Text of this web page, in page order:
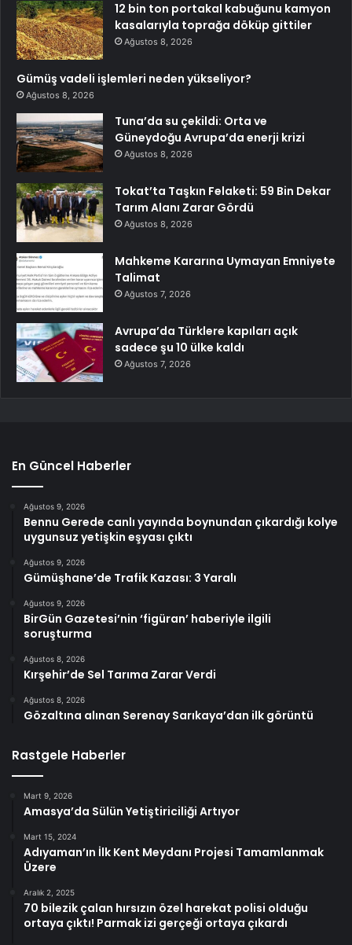
12 bin ton portakal kabuğunu kamyon
kasalarıyla toprağa döküp gittiler
Ağustos 8, 2026
Gümüş vadeli işlemleri neden yükseliyor?
Ağustos 8, 2026
Tuna’da su çekildi: Orta ve
Güneydoğu Avrupa’da enerji krizi
Ağustos 8, 2026
Tokat’ta Taşkın Felaketi: 59 Bin Dekar
Tarım Alanı Zarar Gördü
Ağustos 8, 2026
Mahkeme Kararına Uymayan Emniyete
Talimat
Ağustos 7, 2026
Avrupa’da Türklere kapıları açık
sadece şu 10 ülke kaldı
Ağustos 7, 2026
En Güncel Haberler
Ağustos 9, 2026
Bennu Gerede canlı yayında boynundan çıkardığı kolye
uygunsuz yetişkin eşyası çıktı
Ağustos 9, 2026
Gümüşhane’de Trafik Kazası: 3 Yaralı
Ağustos 9, 2026
BirGün Gazetesi’nin ‘figüran’ haberiyle ilgili
soruşturma
Ağustos 8, 2026
Kırşehir’de Sel Tarıma Zarar Verdi
Ağustos 8, 2026
Gözaltına alınan Serenay Sarıkaya’dan ilk görüntü
Rastgele Haberler
Mart 9, 2026
Amasya’da Sülün Yetiştiriciliği Artıyor
Mart 15, 2024
Adıyaman’ın İlk Kent Meydanı Projesi Tamamlanmak
Üzere
Aralık 2, 2025
70 bilezik çalan hırsızın özel harekat polisi olduğu
ortaya çıktı! Parmak izi gerçeği ortaya çıkardı